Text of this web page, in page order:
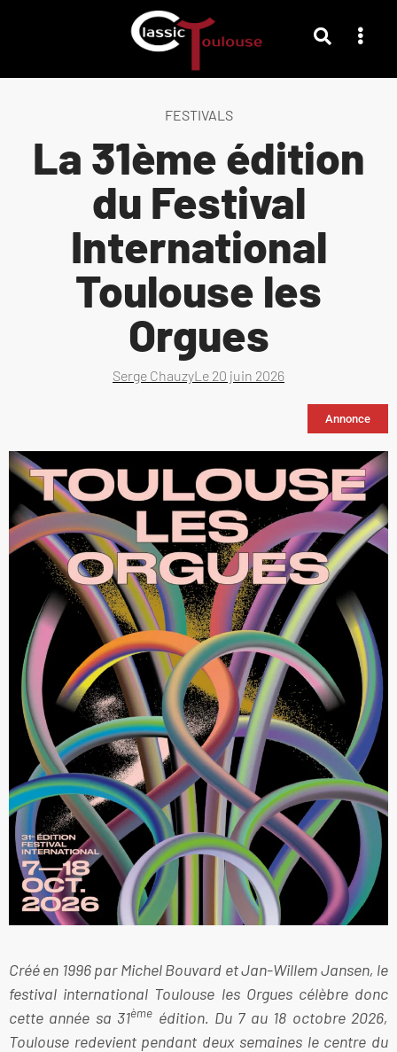
FESTIVALS
La 31ème édition
du Festival
International
Toulouse les
Orgues
Serge ChauzyLe 20 juin 2026
Annonce
Créé en 1996 par Michel Bouvard et Jan-Willem Jansen, le
festival international Toulouse les Orgues célèbre donc
cette année sa 31ème édition. Du 7 au 18 octobre 2026,
Toulouse redevient pendant deux semaines le centre du